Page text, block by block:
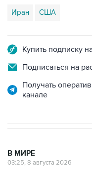
Иран США
Купить подписку
Подписаться на
Получать
канале
В МИРЕ
03:25, 8 августа 2026